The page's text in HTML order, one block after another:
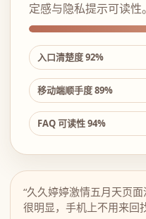
定感与隐私提示可读性。
入口清楚度 92%
移动端顺手度 89%
FAQ 可读性 94%
“久久婷婷激情五月天页
很明显，手机上不用来回